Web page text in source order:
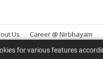
Us Career @ Nirbhayam
for various features